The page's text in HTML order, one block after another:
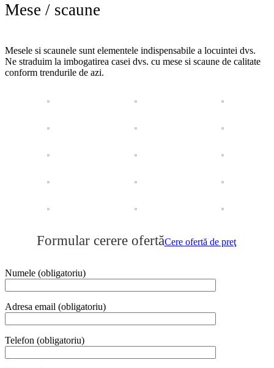
Mese / scaune
Mesele si scaunele sunt elementele indispensabile a locuintei dvs.
Ne straduim la imbogatirea casei dvs. cu mese si scaune de calitate
conform trendurile de azi.
scaune,
Produse
Recomandate
pe
13
ianuarie
2018
de
Online
Formular cerere ofertăCere ofertă de preţ
Numele (obligatoriu)
Adresa email (obligatoriu)
Telefon (obligatoriu)